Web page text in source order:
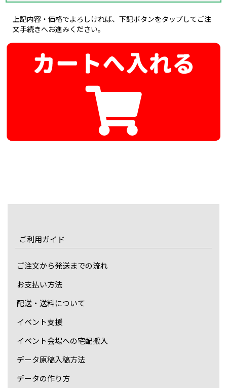
上記内容・価格でよろしければ、下記ボタンをタップしてご注
文手続きへお進みください。
ご利用ガイド
ご注文から発送までの流れ
お支払い方法
配送・送料について
イベント支援
イベント会場への宅配搬入
データ原稿入稿方法
データの作り方